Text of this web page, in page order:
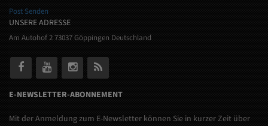
Post Senden
UNSERE ADRESSE
Am Autohof 2 73037 Göppingen Deutschland
E-NEWSLETTER-ABONNEMENT
Mit der Anmeldung zum E-Newsletter können Sie in kurzer Zeit über